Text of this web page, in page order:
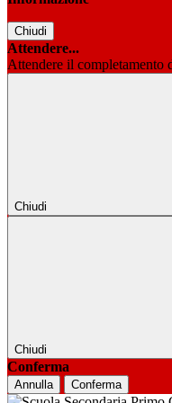
Chiudi
Attendere...
Attendere il completamento
Chiudi
Chiudi
Conferma
Annulla Conferma